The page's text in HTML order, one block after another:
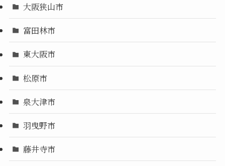
大阪狭山市
富田林市
東大阪市
松原市
泉大津市
羽曳野市
藤井寺市